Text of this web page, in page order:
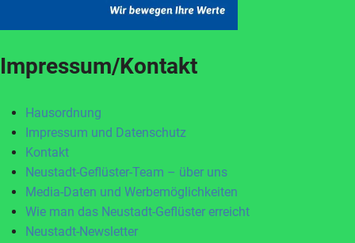
Impressum/Kontakt
Hausordnung
Impressum und Datenschutz
Kontakt
Neustadt-Geflüster-Team – über uns
Media-Daten und Werbemöglichkeiten
Wie man das Neustadt-Geflüster erreicht
Neustadt-Newsletter